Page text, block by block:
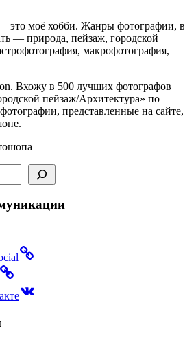
это моё хобби. Жанры фотографии, в
— природа, пейзаж, городской
макрофотография,
Вхожу в 500 лучших фотографов
пейзаж/Архитектура» по
представленные на сайте,